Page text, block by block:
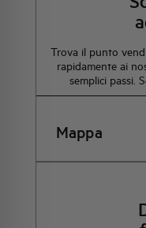
Trova il punto
rapidamente ai
semplici passi.
Mappa